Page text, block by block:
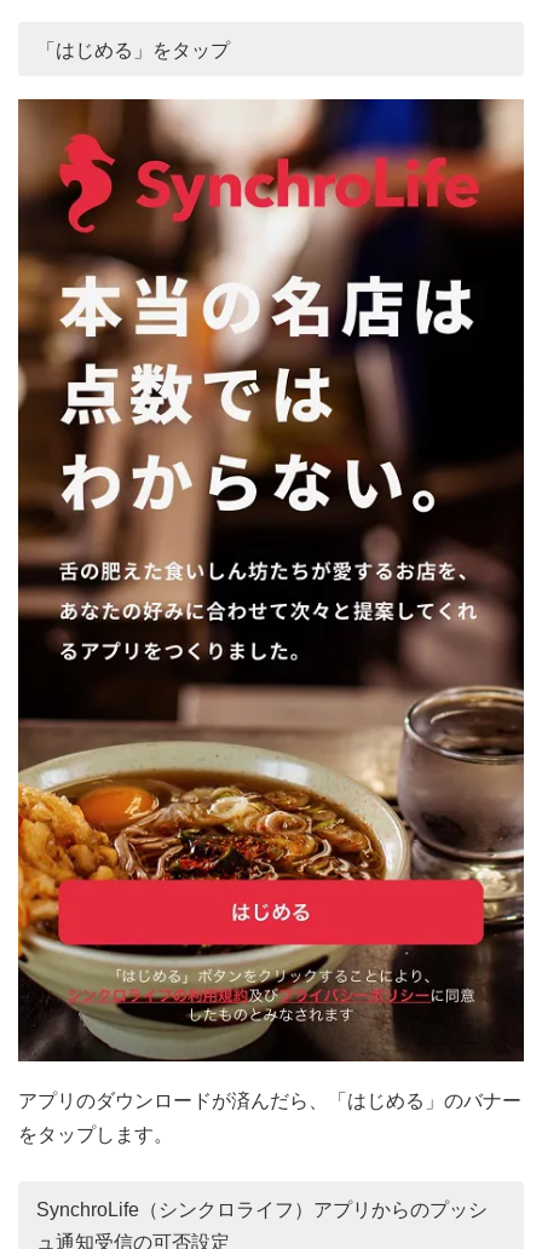
「はじめる」をタップ
アプリのダウンロードが済んだら、「はじめる」のバナー
をタップします。
SynchroLife（シンクロライフ）アプリからのプッシ
ュ通知受信の可否設定